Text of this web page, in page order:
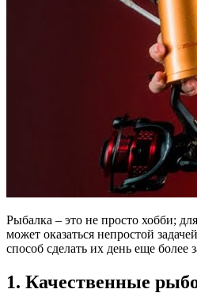
Рыбалка – это не просто хобби;
может оказаться непростой
способ сделать их день еще
1. Качественные